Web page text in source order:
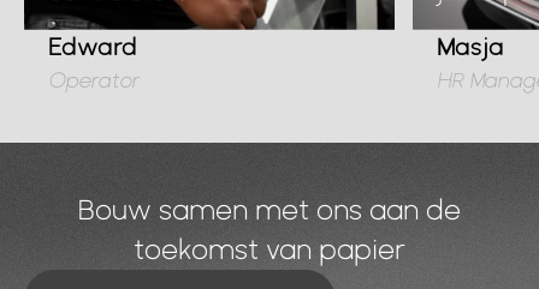
Edward
Operator
Masja
HR
Bouw samen met ons aan de
toekomst van papier